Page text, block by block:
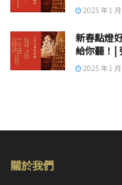
2025 年 1
新春點燈
給你聽！|
2025 年 1
關於我們